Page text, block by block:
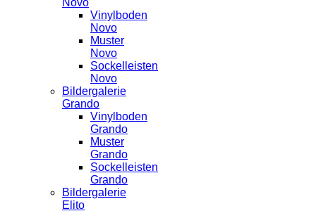
Novo
Vinylboden
Novo
Muster
Novo
Sockelleisten
Novo
Bildergalerie
Grando
Vinylboden
Grando
Muster
Grando
Sockelleisten
Grando
Bildergalerie
Elito